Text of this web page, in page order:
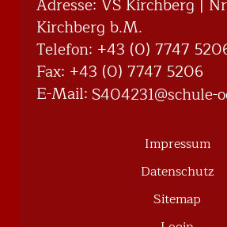
Adresse: VS Kirchberg |
Kirchberg b.M.
Telefon: +43 (0) 7747
Fax: +43 (0) 7747 5206
E-Mail:
ta.eoo-
@132404S
Impressum
Datenschutz
Sitemap